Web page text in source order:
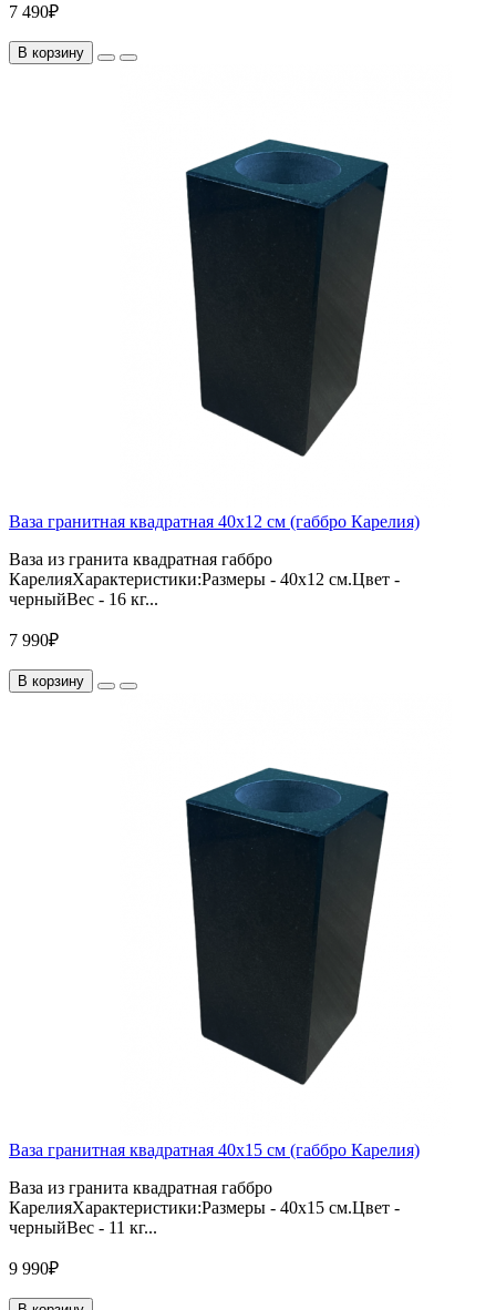
7 490₽
В корзину
Ваза гранитная квадратная 40х12 см (габбро Карелия)
Ваза из гранита квадратная габбро
КарелияХарактеристики:Размеры - 40х12 см.Цвет -
черныйВес - 16 кг...
7 990₽
В корзину
Ваза гранитная квадратная 40х15 см (габбро Карелия)
Ваза из гранита квадратная габбро
КарелияХарактеристики:Размеры - 40х15 см.Цвет -
черныйВес - 11 кг...
9 990₽